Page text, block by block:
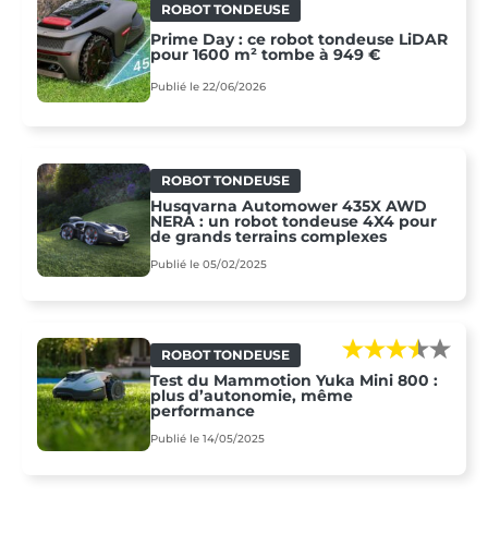
ROBOT TONDEUSE
Prime Day : ce robot tondeuse LiDAR
pour 1600 m² tombe à 949 €
Publié le 22/06/2026
ROBOT TONDEUSE
Husqvarna Automower 435X AWD
NERA : un robot tondeuse 4X4 pour
de grands terrains complexes
Publié le 05/02/2025
ROBOT TONDEUSE
Test du Mammotion Yuka Mini 800 :
plus d’autonomie, même
performance
Publié le 14/05/2025